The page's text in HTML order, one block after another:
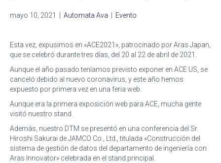
mayo 10, 2021 Automata Ava Evento
Esta vez, expusimos en «ACE2021», patrocinado por Aras Japan,
que se celebró durante tres días, del 20 al 22 de abril de 2021.
Aunque el año pasado teníamos previsto exponer en ACE US, se
canceló debido al nuevo coronavirus, y este año hemos
expuesto por primera vez en una feria web.
Aunque era la primera exposición web para ACE, mucha gente
visitó nuestro stand.
Además, nuestro DTM se presentó en una conferencia del Sr.
Hiroshi Sakurai de JAMCO Co., Ltd., titulada «Construcción del
sistema de gestión de datos del departamento de ingeniería con
Aras Innovator» celebrada en el stand principal.